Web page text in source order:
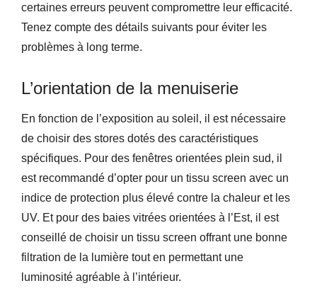
certaines erreurs peuvent compromettre leur efficacité.
Tenez compte des détails suivants pour éviter les
problèmes à long terme.
L’orientation de la menuiserie
En fonction de l’exposition au soleil, il est nécessaire
de choisir des stores dotés des caractéristiques
spécifiques. Pour des fenêtres orientées plein sud, il
est recommandé d’opter pour un tissu screen avec un
indice de protection plus élevé contre la chaleur et les
UV. Et pour des baies vitrées orientées à l’Est, il est
conseillé de choisir un tissu screen offrant une bonne
filtration de la lumière tout en permettant une
luminosité agréable à l’intérieur.